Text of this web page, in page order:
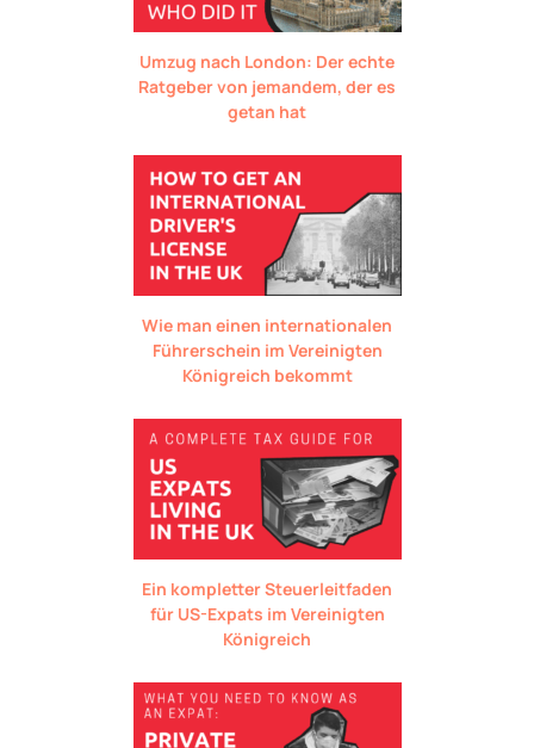
Umzug nach London: Der echte
Ratgeber von jemandem, der es
getan hat
Wie man einen internationalen
Führerschein im Vereinigten
Königreich bekommt
Ein kompletter Steuerleitfaden
für US-Expats im Vereinigten
Königreich